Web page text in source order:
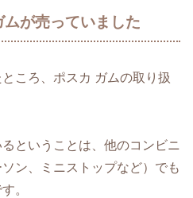
が売っていました
ころ、ポスカ ガムの取り扱
ということは、他のコンビニ
ン、ミニストップなど）でも
。